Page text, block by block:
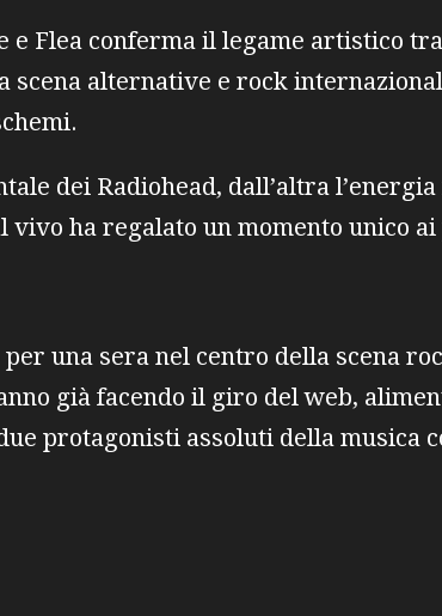
e Flea conferma il legame artistico
scena alternative e rock
dei Radiohead, dall’altra
vivo ha regalato un momento unico
una sera nel centro della scena
già facendo il giro del web,
protagonisti assoluti della musica